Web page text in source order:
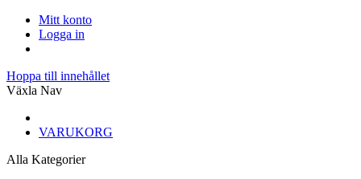
Mitt konto
Logga in
Hoppa till innehållet
Växla Nav
VARUKORG
Alla Kategorier